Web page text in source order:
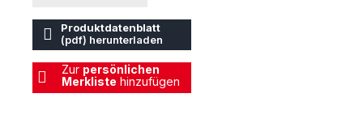
Produktdatenblatt
(pdf) herunterladen
Zur persönlichen
Merkliste hinzufügen